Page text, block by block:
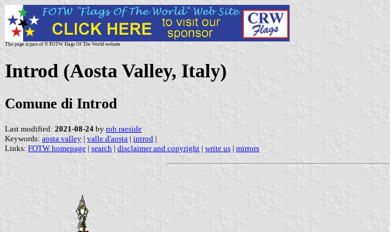
This page is part of © FOTW Flags Of The World website
Introd (Aosta Valley, Italy)
Comune di Introd
Last modified: 2021-08-24 by rob raeside
Keywords: aosta valley | valle d'aosta | introd |
Links: FOTW homepage | search | disclaimer and copyright | write us | mirrors